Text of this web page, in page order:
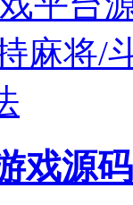
戏源